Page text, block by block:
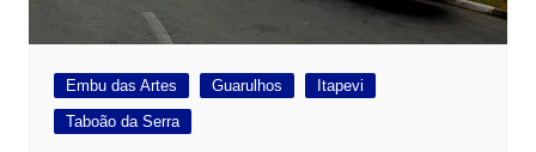
Embu das Artes Guarulhos
Itapevi
Taboão da Serra